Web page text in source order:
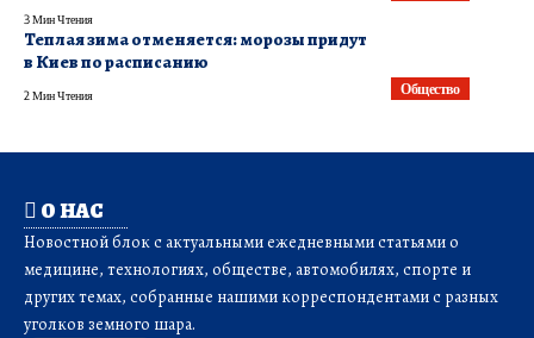
3 Мин Чтения
Общество
Теплая зима отменяется: морозы придут
в Киев по расписанию
2 Мин Чтения
О НАС
Новостной блок с актуальными ежедневными статьями о
медицине, технологиях, обществе, автомобилях, спорте и
других темах, собранные нашими корреспондентами с разных
уголков земного шара.